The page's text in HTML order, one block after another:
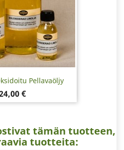
Pellavaöljy
€
tämän tuotteen,
tuotteita: